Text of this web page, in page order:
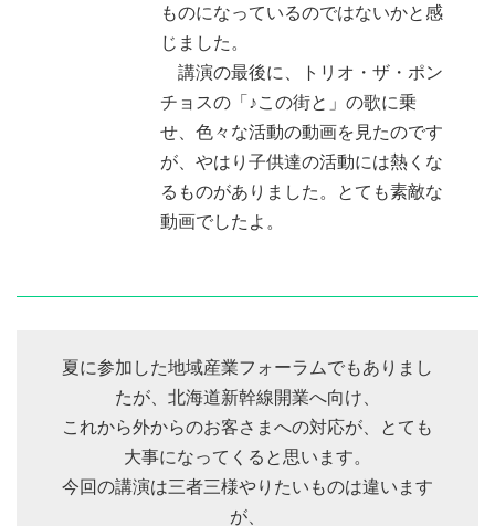
ものになっているのではないかと感
じました。
講演の最後に、トリオ・ザ・ポン
チョスの「♪この街と」の歌に乗
せ、色々な活動の動画を見たのです
が、やはり子供達の活動には熱くな
るものがありました。とても素敵な
動画でしたよ。
夏に参加した地域産業フォーラムでもありまし
たが、北海道新幹線開業へ向け、
これから外からのお客さまへの対応が、とても
大事になってくると思います。
今回の講演は三者三様やりたいものは違います
が、